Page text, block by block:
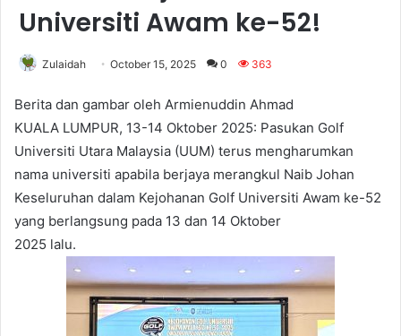
Universiti Awam ke-52!
Zulaidah October 15, 2025 0 363
Berita dan gambar oleh Armienuddin Ahmad
KUALA LUMPUR, 13-14 Oktober 2025: Pasukan Golf
Universiti Utara Malaysia (UUM) terus mengharumkan
nama universiti apabila berjaya merangkul Naib Johan
Keseluruhan dalam Kejohanan Golf Universiti Awam ke-52
yang berlangsung pada 13 dan 14 Oktober
2025 lalu.